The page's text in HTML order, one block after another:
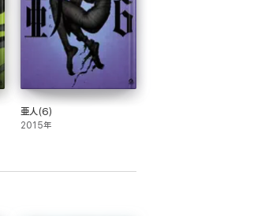
亜人(6)
2015年